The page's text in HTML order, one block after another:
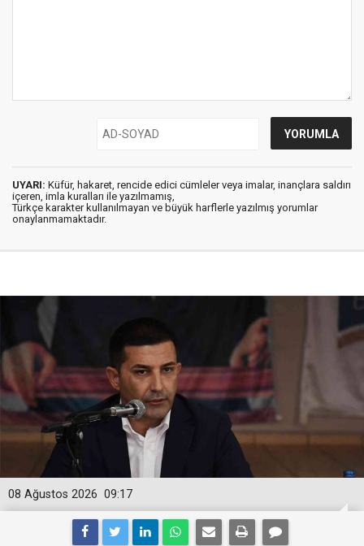
UYARI: Küfür, hakaret, rencide edici cümleler veya imalar, inançlara saldırı
içeren, imla kuralları ile yazılmamış,
Türkçe karakter kullanılmayan ve büyük harflerle yazılmış yorumlar
onaylanmamaktadır.
09:17
08 Ağustos 2026